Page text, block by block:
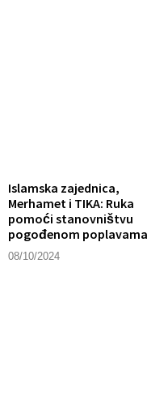
Islamska zajednica,
Merhamet i TIKA: Ruka
pomoći stanovništvu
pogođenom poplavama
08/10/2024